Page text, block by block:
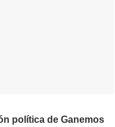
política de Ganemos